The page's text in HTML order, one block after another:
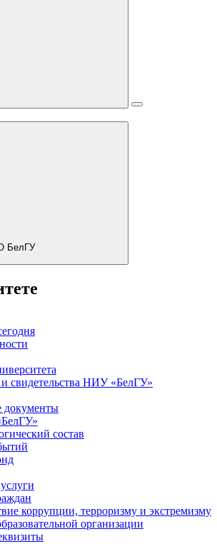
БелГУ
свидетельства НИУ «БелГУ»
состав
коррупции, терроризму и экстремизму
организации